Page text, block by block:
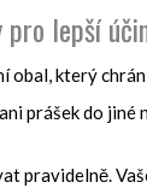
lepší
obal, který
prášek do jiné
pravidelně.